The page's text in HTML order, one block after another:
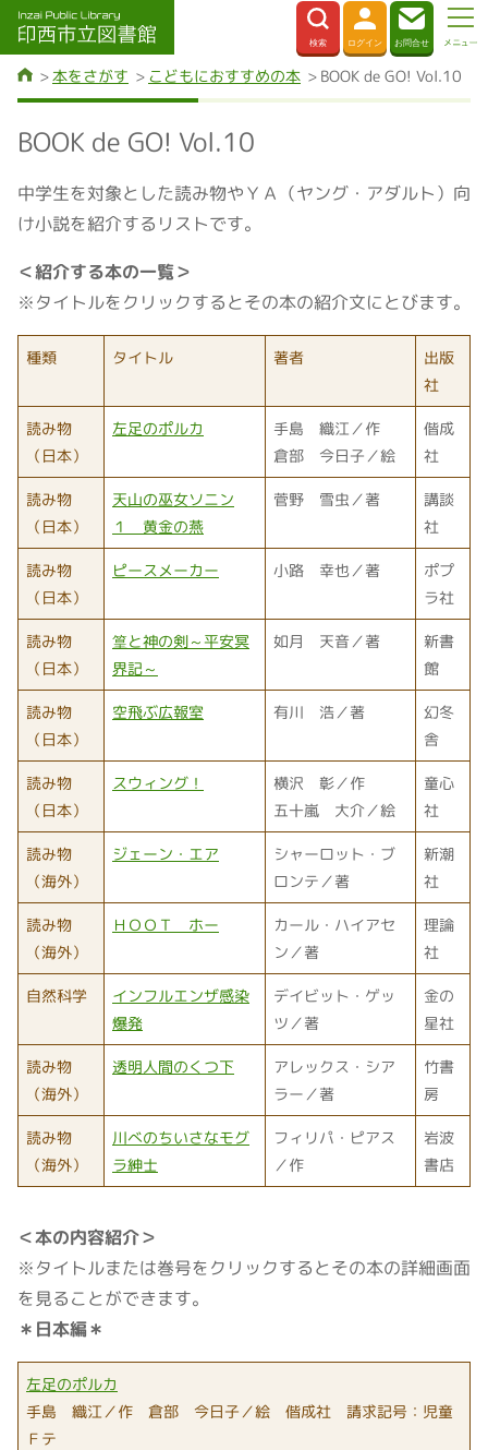
本をさがす こどもにおすすめの本 BOOK de GO! Vol.10
BOOK de GO! Vol.10
中学生を対象とした読み物やＹＡ（ヤング・アダルト）向
け小説を紹介するリストです。
＜紹介する本の一覧＞
※タイトルをクリックするとその本の紹介文にとびます。
種類 タイトル 著者
出版
社
読み物
（日本）
左足のポルカ
手島 織江／作
倉部 今日子／絵
偕成
社
読み物
（日本）
天山の巫女ソニン
１ 黄金の燕
菅野 雪虫／著
講談
社
読み物
（日本）
ピースメーカー 小路 幸也／著
ポプ
ラ社
読み物
（日本）
篁と神の剣～平安冥
界記～
如月 天音／著
新書
館
読み物
（日本）
空飛ぶ広報室 有川 浩／著
幻冬
舎
読み物
（日本）
スウィング！
横沢 彰／作
五十嵐 大介／絵
童心
社
読み物
（海外）
ジェーン・エア
シャーロット・ブ
ロンテ／著
新潮
社
読み物
（海外）
ＨＯＯＴ ホー
カール・ハイアセ
ン／著
理論
社
自然科学
インフルエンザ感染
爆発
デイビット・ゲッ
ツ／著
金の
星社
読み物
（海外）
透明人間のくつ下
アレックス・シア
ラー／著
竹書
房
読み物
（海外）
川べのちいさなモグ
ラ紳士
フィリパ・ピアス
／作
岩波
書店
＜本の内容紹介＞
※タイトルまたは巻号をクリックするとその本の詳細画面
を見ることができます。
＊日本編＊
左足のポルカ
手島 織江／作 倉部 今日子／絵 偕成社 請求記号：児童
Ｆテ